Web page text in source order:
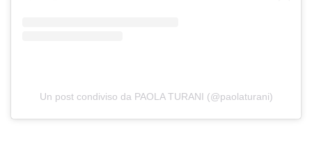
Un post condiviso da PAOLA TURANI (@paolaturani)